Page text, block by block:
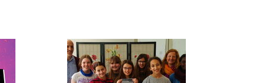
bei
Auschwitz-
Gedenktag